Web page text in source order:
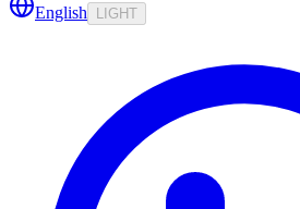
English LIGHT